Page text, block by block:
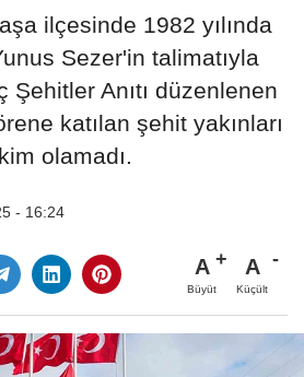
ilçesinde 1982 yılında
Sezer'in talimatıyla
Şehitler Anıtı düzenlenen
katılan şehit yakınları
olamadı.
- 16:24
A
Büyüt
A
Küçült